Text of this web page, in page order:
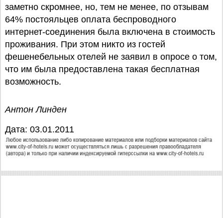
заметно скромнее, но, тем не менее, по отзывам
64% постояльцев оплата беспроводного
интернет-соединения была включена в стоимость
проживания. При этом никто из гостей
фешенебельных отелей не заявил в опросе о том,
что им была предоставлена такая бесплатная
возможность.
Антон Линден
Дата: 03.01.2011